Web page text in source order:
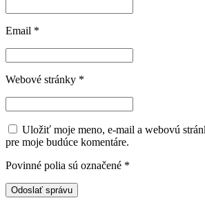
Email *
Webové stránky *
Uložiť moje meno, e-mail a webovú
pre moje budúce komentáre.
Povinné polia sú označené *